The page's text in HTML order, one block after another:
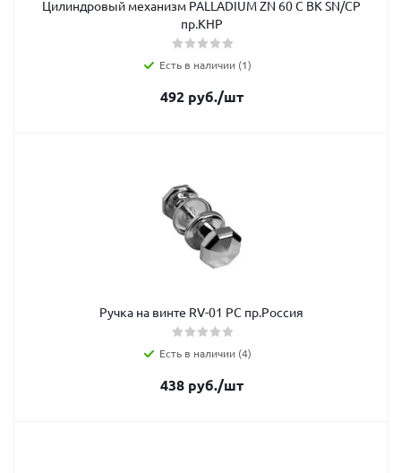
Цилиндровый механизм PALLADIUM ZN 60 C BK SN/CP
пр.КНР
Есть в наличии (1)
492руб./шт
Ручка на винте RV-01 РС пр.Россия
Есть в наличии (4)
438руб./шт